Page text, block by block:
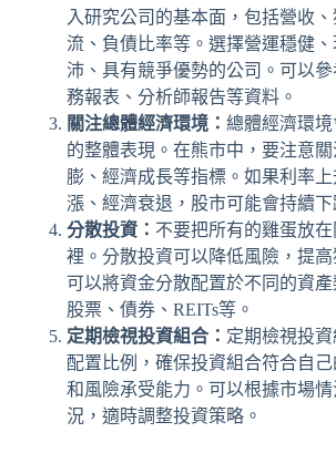
入研究公司的基本面，包括營收
流、負債比率等。選擇營運穩健
沛、具有競爭優勢的公司。可以
務報表、分析師報告等資料。
關注總體經濟環境： 總體經濟環
的整體表現。在熊市中，要注意
膨、經濟成長等指標。如果利率
漲、經濟衰退，股市可能會持續下
分散投資： 不要把所有的雞蛋放
裡。分散投資可以降低風險，提高
可以將資金分散配置於不同的資
股票、債券、REITs等。
定期檢視投資組合： 定期檢視投
配置比例，確保投資組合符合自
和風險承受能力。可以根據市場
況，適時調整投資策略。